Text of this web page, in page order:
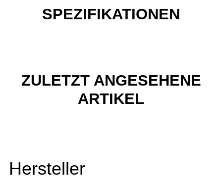
SPEZIFIKATIONEN
ZULETZT ANGESEHENE
ARTIKEL
Hersteller